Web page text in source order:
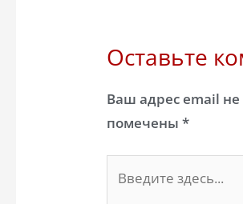
Оставьте
Ваш адрес email
помечены*
здесь...